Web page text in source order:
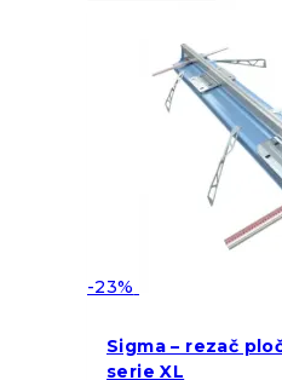
-23%
Sigma – rezač
serie XL